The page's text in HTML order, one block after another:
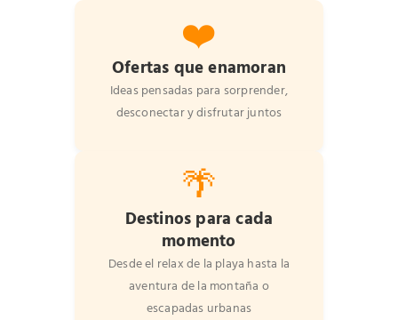
❤️
Ofertas que enamoran
Ideas pensadas para sorprender,
desconectar y disfrutar juntos
🌴
Destinos para cada
momento
Desde el relax de la playa hasta la
aventura de la montaña o
escapadas urbanas